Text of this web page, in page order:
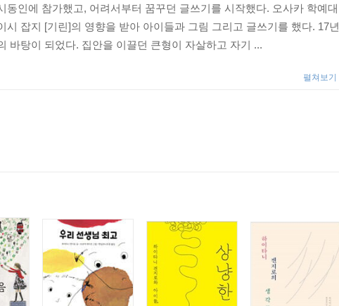
동인에 참가했고, 어려서부터 꿈꾸던 글쓰기를 시작했다. 오사카 학예대
시 잡지 [기린]의 영향을 받아 아이들과 그림 그리고 글쓰기를 했다. 17년
바탕이 되었다. 집안을 이끌던 큰형이 자살하고 자기 ...
펼쳐보기